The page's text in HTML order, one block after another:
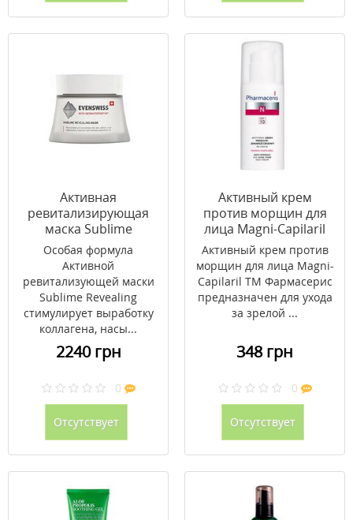
Активная
ревитализирующая
маска Sublime
Revealing 50 мл
Особая формула
Активной
ревитализующей маски
Sublime Revealing
стимулирует выработку
коллагена, насы...
2240 грн
0
Отсутствует
Активный крем
против морщин для
лица Magni-Capilaril
ТМ
Фармацерис/
50 мл
Активный крем против
морщин для лица Magni-
Capilaril ТМ Фармасерис
предназначен для ухода
за зрелой ...
348 грн
0
Отсутствует